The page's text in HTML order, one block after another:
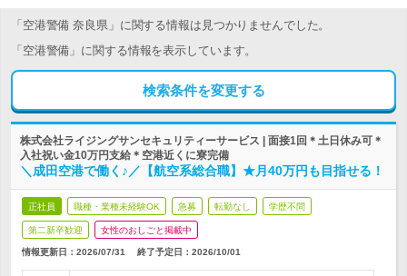
「空港警備 奈良県」に関する情報は見つかりませんでした。
「空港警備」に関する情報を表示しています。
検索条件を変更する
株式会社ライジングサンセキュリティーサービス | 面接1回＊土日休み可＊
入社祝い金10万円支給＊空港近くに寮完備
＼成田空港で働く♪／【航空系総合職】★月40万円も目指せる！
正社員 職種・業種未経験OK 急募 転勤なし 学歴不問
第二新卒歓迎 女性のおしごと掲載中
情報更新日：2026/07/31 終了予定日： 2026/10/01